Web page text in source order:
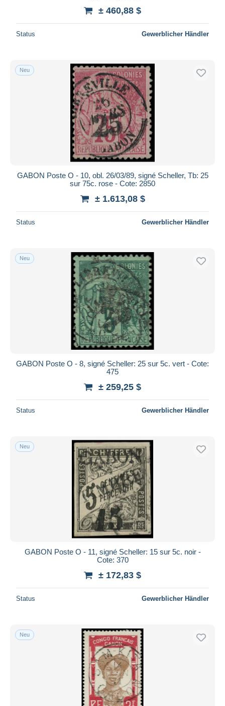
± 460,88 $
Status Gewerblicher Händler
Neu
GABON Poste O - 10, obl. 26/03/89, signé Scheller, Tb: 25
sur 75c. rose - Cote: 2850
± 1.613,08 $
Status Gewerblicher Händler
Neu
GABON Poste O - 8, signé Scheller: 25 sur 5c. vert - Cote:
475
± 259,25 $
Status Gewerblicher Händler
Neu
GABON Poste O - 11, signé Scheller: 15 sur 5c. noir -
Cote: 370
± 172,83 $
Status Gewerblicher Händler
Neu